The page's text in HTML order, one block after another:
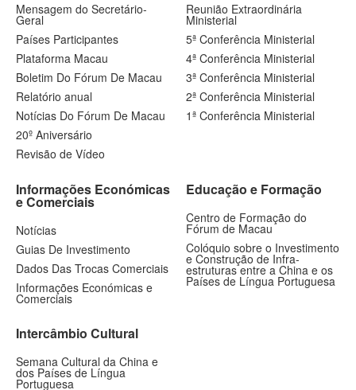
Mensagem do Secretário-
Geral
Países Participantes
Plataforma Macau
Boletim Do Fórum De Macau
Relatório anual
Notícias Do Fórum De Macau
20º Aniversário
Revisão de Vídeo
Reunião Extraordinária
Ministerial
5ª Conferência Ministerial
4ª Conferência Ministerial
3ª Conferência Ministerial
2ª Conferência Ministerial
1ª Conferência Ministerial
Informações Económicas
e Comerciais
Notícias
Guias De Investimento
Dados Das Trocas Comerciais
Informações Económicas e
Comerciais
Intercâmbio Cultural
Semana Cultural da China e
dos Países de Língua
Portuguesa
Educação e Formação
Centro de Formação do
Fórum de Macau
Colóquio sobre o Investimento
e Construção de Infra-
estruturas entre a China e os
Países de Língua Portuguesa